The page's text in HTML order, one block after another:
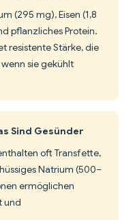
(295 mg), Eisen (1,8
pflanzliches Protein.
resistente Stärke, die
sie gekühlt
Sind Gesünder
oft Transfette,
Natrium (500–
ermöglichen
und